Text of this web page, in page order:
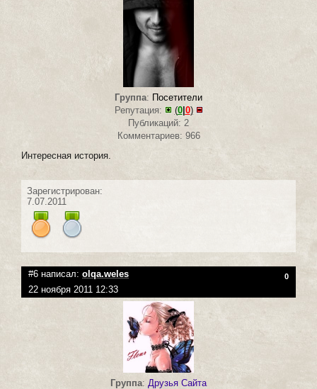
Группа: Посетители
Репутация:
(0|0)
Публикаций: 2
Комментариев: 966
Интересная история.
Зарегистрирован:
7.07.2011
#6 написал: olqa.weles 0
22 ноября 2011 12:33
Группа: Друзья Сайта